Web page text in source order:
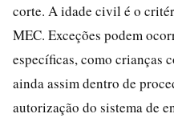
corte. A idade civil é o
MEC. Exceções podem
específicas, como crianças
ainda assim dentro de
autorização do sistema de